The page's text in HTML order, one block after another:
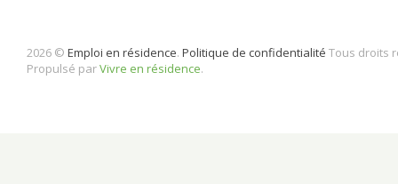
2026 © Emploi en résidence. Politique de confidentialité Tous droits
Propulsé parVivre en résidence.